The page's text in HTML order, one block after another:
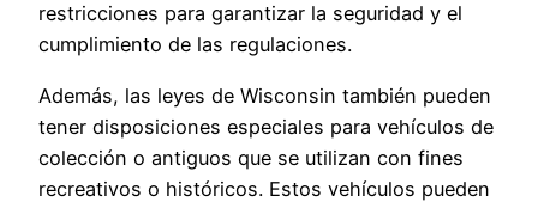
restricciones para garantizar la seguridad y el
cumplimiento de las regulaciones.
Además, las leyes de Wisconsin también pueden
tener disposiciones especiales para vehículos de
colección o antiguos que se utilizan con fines
recreativos o históricos. Estos vehículos pueden